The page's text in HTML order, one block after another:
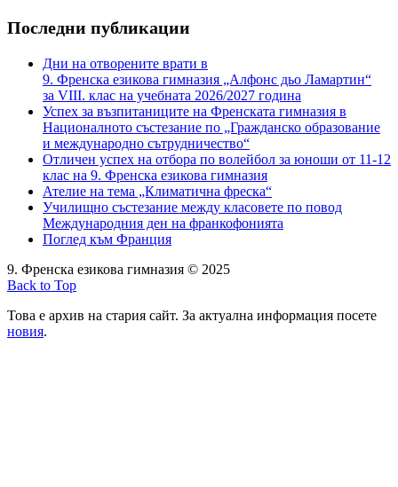
Последни публикации
Дни на отворените врати в
9. Френска езикова гимназия „Алфонс дьо Ламартин“
за VIII. клас на учебната 2026/2027 година
Успех за възпитаниците на Френската гимназия в
Националното състезание по „Гражданско образование
и международно сътрудничество“
Отличен успех на отбора по волейбол за юноши от 11-12
клас на 9. Френска езикова гимназия
Ателие на тема „Климатична фреска“
Училищно състезание между класовете по повод
Международния ден на франкофонията
Поглед към Франция
9. Френска езикова гимназия © 2025
Back to Top
Това е архив на стария сайт. За актуална информация посете
новия.